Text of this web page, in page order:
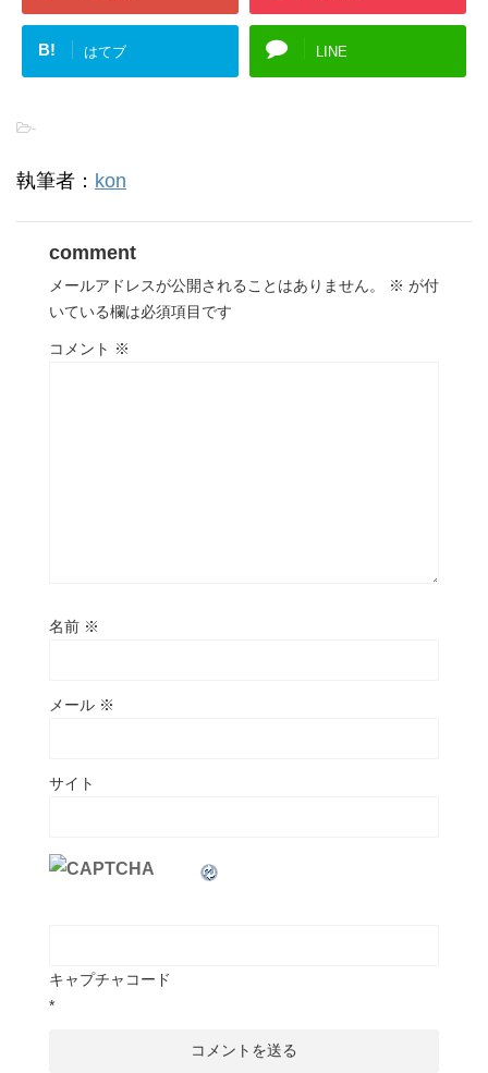
B! はてブ LINE
-
執筆者： kon
comment
メールアドレスが公開されることはありません。 ※ が付
いている欄は必須項目です
コメント ※
名前 ※
メール ※
サイト
キャプチャコード
*